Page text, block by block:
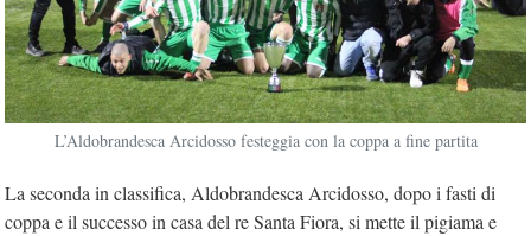
L’Aldobrandesca Arcidosso festeggia con la coppa a fine partita
La seconda in classifica, Aldobrandesca Arcidosso, dopo i fasti di
coppa e il successo in casa del re Santa Fiora, si mette il pigiama e